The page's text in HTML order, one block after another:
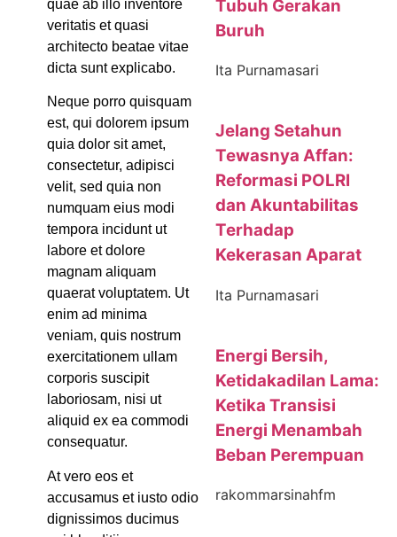
quae ab illo inventore
veritatis et quasi
architecto beatae vitae
dicta sunt explicabo.
Neque porro quisquam
est, qui dolorem ipsum
quia dolor sit amet,
consectetur, adipisci
velit, sed quia non
numquam eius modi
tempora incidunt ut
labore et dolore
magnam aliquam
quaerat voluptatem. Ut
enim ad minima
veniam, quis nostrum
exercitationem ullam
corporis suscipit
laboriosam, nisi ut
aliquid ex ea commodi
consequatur.
At vero eos et
accusamus et iusto odio
dignissimos ducimus
Tubuh Gerakan
Buruh
Ita Purnamasari
Jelang Setahun
Tewasnya Affan:
Reformasi POLRI
dan Akuntabilitas
Terhadap
Kekerasan Aparat
Ita Purnamasari
Energi Bersih,
Ketidakadilan Lama:
Ketika Transisi
Energi Menambah
Beban Perempuan
rakommarsinahfm